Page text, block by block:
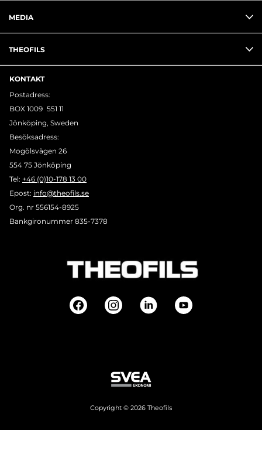
MEDIA
THEOFILS
KONTAKT
Postadress:
BOX 1009 551 11
Jönköping, Sweden
Besöksadress:
Mogölsvägen 26
554 75 Jönköping
Tel: +46 (0)10-178 13 00
Epost: info@theofils.se
Org. nr 556154-8925
Bankgironummer 835-7378
Copyright © 2026 Theofils